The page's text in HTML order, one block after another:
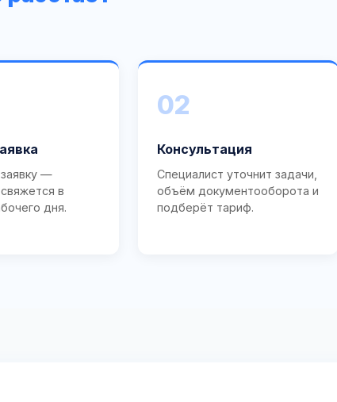
—
в
дня.
02
Консультация
Специалист уточнит задачи,
объём документооборота и
подберёт тариф.